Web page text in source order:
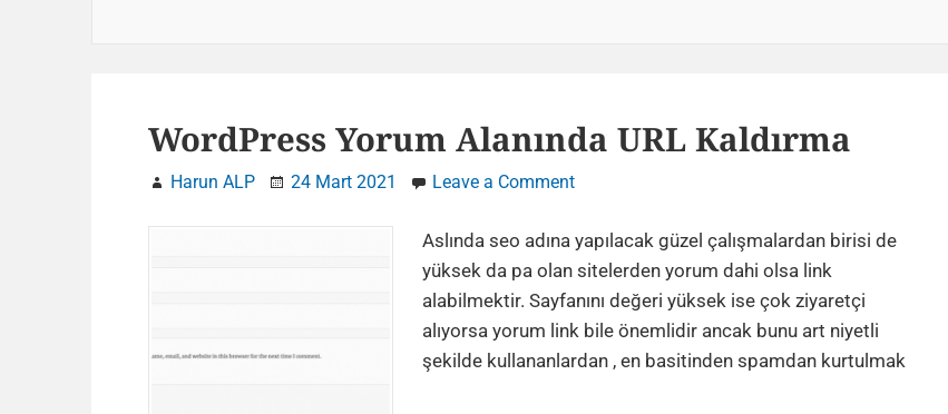
WordPress Yorum Alanında URL Kaldırma
Harun ALP 24 Mart 2021 Leave a Commenton
Yorum
Alanında
URL
Kaldırma
Aslında seo adına yapılacak güzel çalışmalardan birisi de
yüksek da pa olan sitelerden yorum dahi olsa link
alabilmektir. Sayfanını değeri yüksek ise çok ziyaretçi
alıyorsa yorum link bile önemlidir ancak bunu art niyetli
şekilde kullananlardan , en basitinden spamdan kurtulmak